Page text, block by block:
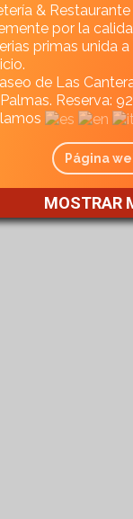
&
por la
primas unida
de Las
Reserva:
Página
MOSTRAR